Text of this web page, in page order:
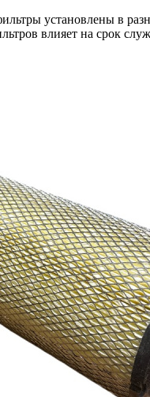
установлены в
влияет на срок